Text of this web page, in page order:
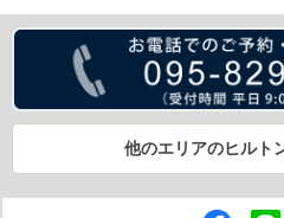
他のエリアのヒルト